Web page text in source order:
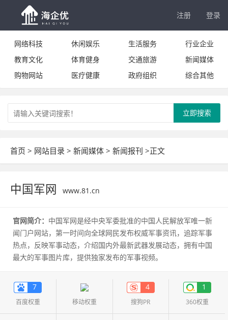
注册 登录
网络科技 休闲娱乐 生活服务
行业企业
教育文化
体育健身 交通旅游
新闻媒体
购物网站
医疗健康 政府组织 综合其他
立即搜索
首页 > 网站目录 > 新闻媒体 > 新闻报刊 >正文
中国军网 www.81.cn
官网简介： 中国军网是经中央军委批准的中国人民解放军唯一新
闻门户网站，第一时间向全球网民发布权威军事资讯，追踪军事
热点，反映军事动态，介绍国内外最新武器发展动态，拥有中国
最大的军事图片库，提供独家发布的军事视频。
7
百度权重 移动权重
4
搜狗PR
1
360权重